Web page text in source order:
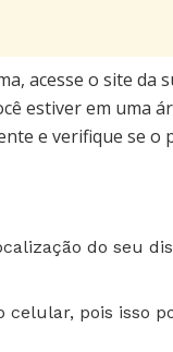
acesse o site
estiver em uma
e verifique se o
do seu
celular, pois isso